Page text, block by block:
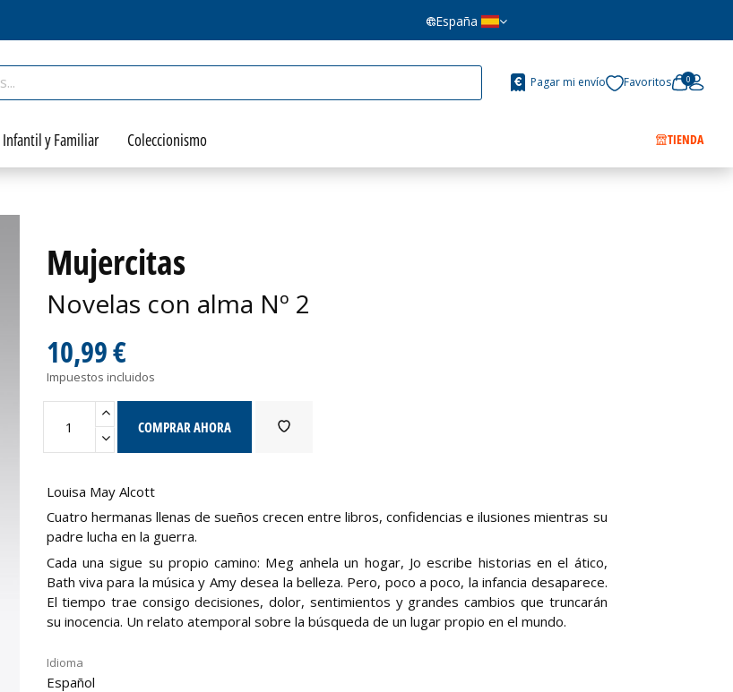
España
Pagar mi envío Favoritos 0
Infantil y Familiar Coleccionismo TIENDA
Mujercitas
Novelas con alma Nº 2
10,99 €
Impuestos incluidos
COMPRAR AHORA
Louisa May Alcott
Cuatro hermanas llenas de sueños crecen entre libros, confidencias e ilusiones mientras su
padre lucha en la guerra.
Cada una sigue su propio camino: Meg anhela un hogar, Jo escribe historias en el ático,
Bath viva para la música y Amy desea la belleza. Pero, poco a poco, la infancia desaparece.
El tiempo trae consigo decisiones, dolor, sentimientos y grandes cambios que truncarán
su inocencia. Un relato atemporal sobre la búsqueda de un lugar propio en el mundo.
Idioma
Español